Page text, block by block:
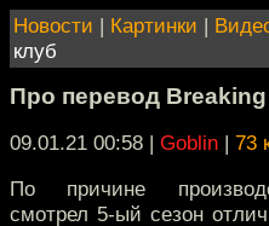
Новости | Картинки |
клуб
Про перевод
09.01.21 00:58 | Goblin | 73
По причине
смотрел 5-ый сезон